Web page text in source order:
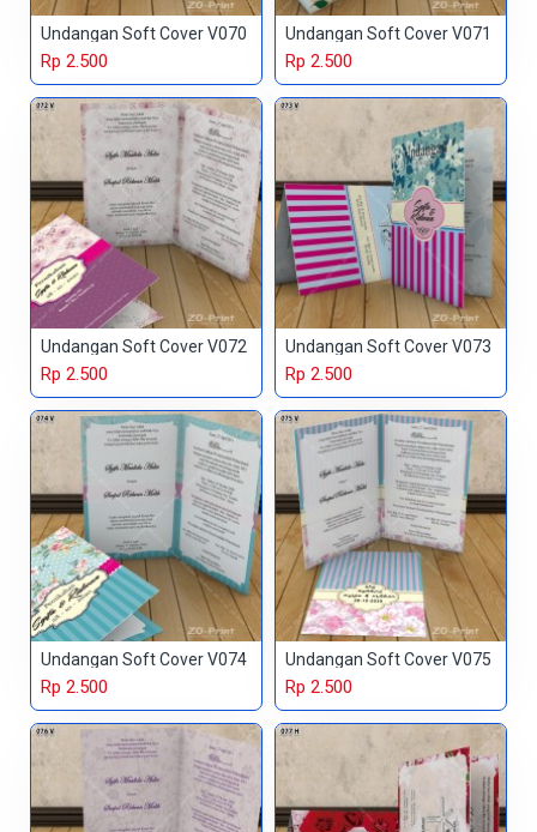
Undangan Soft Cover V070
Rp 2.500
Undangan Soft Cover V071
Rp 2.500
Undangan Soft Cover V072
Rp 2.500
Undangan Soft Cover V073
Rp 2.500
Undangan Soft Cover V074
Rp 2.500
Undangan Soft Cover V075
Rp 2.500